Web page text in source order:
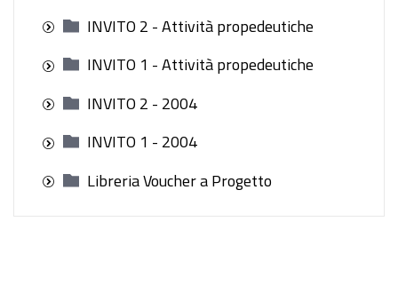
INVITO 2 - Attività propedeutiche
INVITO 1 - Attività propedeutiche
INVITO 2 - 2004
INVITO 1 - 2004
Libreria Voucher a Progetto